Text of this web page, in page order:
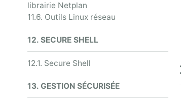
librairie Netplan
11.6. Outils Linux réseau
12. SECURE SHELL
12.1. Secure Shell
13. GESTION SÉCURISÉE